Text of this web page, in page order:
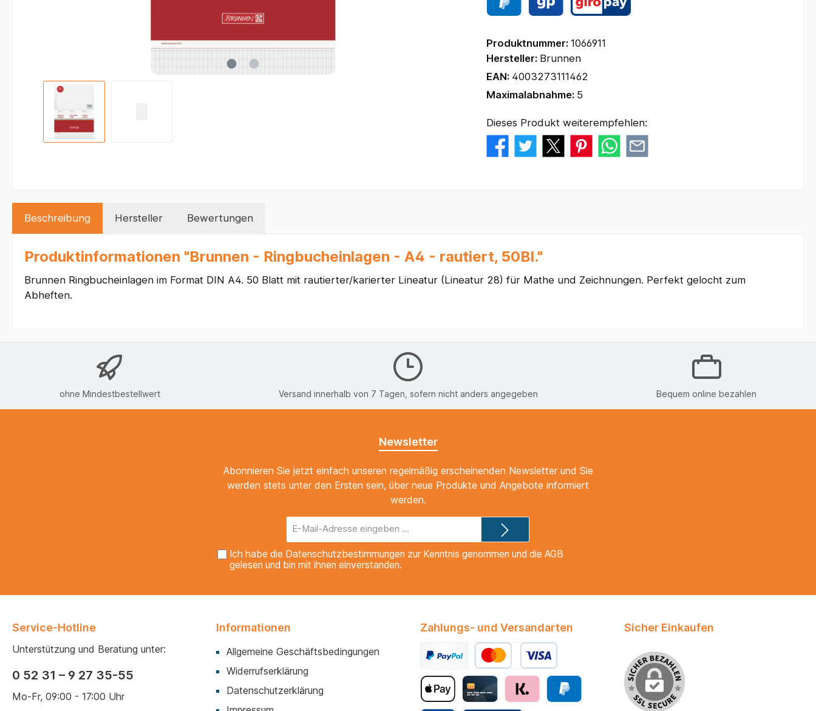
Produktnummer: 1066911
Hersteller: Brunnen
EAN: 4003273111462
Maximalabnahme: 5
Dieses Produkt weiterempfehlen:
Beschreibung Hersteller Bewertungen
Produktinformationen "Brunnen - Ringbucheinlagen - A4 - rautiert, 50Bl."
Brunnen Ringbucheinlagen im Format DIN A4. 50 Blatt mit rautierter/karierter Lineatur (Lineatur 28) für Mathe und Zeichnungen. Perfekt gelocht zum
Abheften.
ohne Mindestbestellwert Versand innerhalb von 7 Tagen, sofern nicht anders angegeben Bequem online bezahlen
Newsletter
Abonnieren Sie jetzt einfach unseren regelmäßig erscheinenden Newsletter und Sie
werden stets unter den Ersten sein, über neue Produkte und Angebote informiert
werden.
Mail-
Adresse*
Ich habe die Datenschutzbestimmungen zur Kenntnis genommen und die AGB
gelesen und bin mit ihnen einverstanden.
Service-Hotline
Unterstützung und Beratung unter:
0 52 31 – 9 27 35-55
Mo-Fr, 09:00 - 17:00 Uhr
Informationen
Allgemeine Geschäftsbedingungen
Widerrufserklärung
Datenschutzerklärung
Zahlungs- und Versandarten Sicher Einkaufen